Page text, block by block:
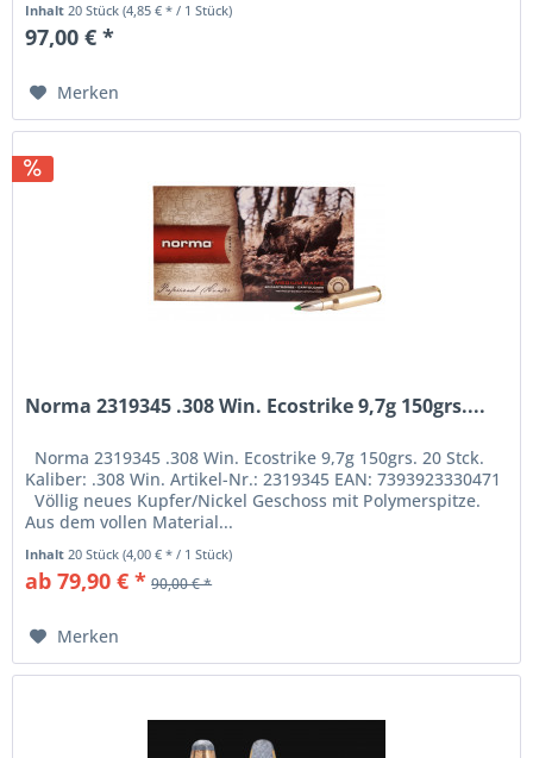
Inhalt20 Stück(4,85 € * / 1 Stück)
97,00 € *
Merken
Norma 2319345 .308 Win. Ecostrike 9,7g 150grs....
Norma 2319345 .308 Win. Ecostrike 9,7g 150grs. 20 Stck.
Kaliber: .308 Win. Artikel-Nr.: 2319345 EAN: 7393923330471
Völlig neues Kupfer/Nickel Geschoss mit Polymerspitze.
Aus dem vollen Material...
Inhalt 20 Stück(4,00 € * / 1 Stück)
ab 79,90 € * 90,00 € *
Merken